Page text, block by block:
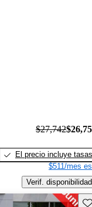
$27,742
El precio incluye tasas
$511/mes
Verif. disponibilidad